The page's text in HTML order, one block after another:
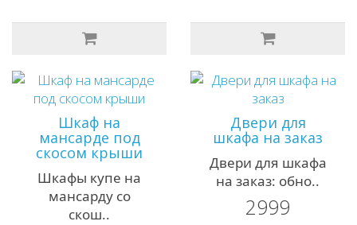
Шкаф на
мансарде под
скосом крыши
Шкафы купе на
мансарду со
скош..
Двери для
шкафа на заказ
Двери для шкафа
на заказ: обно..
2999